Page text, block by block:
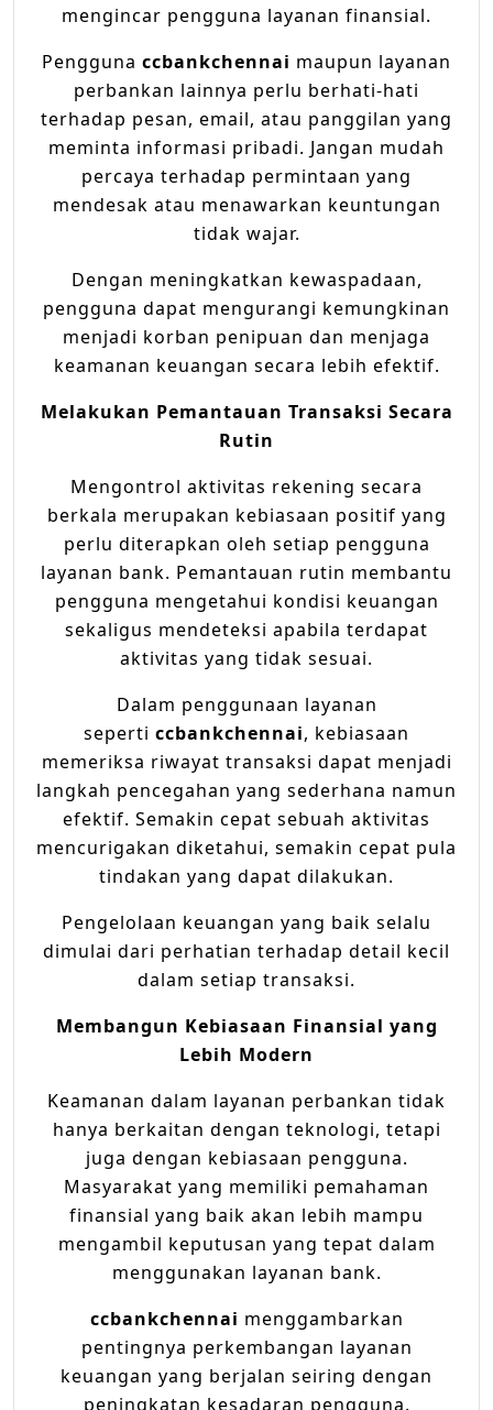
mengincar pengguna layanan finansial.
Pengguna ccbankchennai maupun layanan
perbankan lainnya perlu berhati-hati
terhadap pesan, email, atau panggilan yang
meminta informasi pribadi. Jangan mudah
percaya terhadap permintaan yang
mendesak atau menawarkan keuntungan
tidak wajar.
Dengan meningkatkan kewaspadaan,
pengguna dapat mengurangi kemungkinan
menjadi korban penipuan dan menjaga
keamanan keuangan secara lebih efektif.
Melakukan Pemantauan Transaksi Secara
Rutin
Mengontrol aktivitas rekening secara
berkala merupakan kebiasaan positif yang
perlu diterapkan oleh setiap pengguna
layanan bank. Pemantauan rutin membantu
pengguna mengetahui kondisi keuangan
sekaligus mendeteksi apabila terdapat
aktivitas yang tidak sesuai.
Dalam penggunaan layanan
seperti ccbankchennai, kebiasaan
memeriksa riwayat transaksi dapat menjadi
langkah pencegahan yang sederhana namun
efektif. Semakin cepat sebuah aktivitas
mencurigakan diketahui, semakin cepat pula
tindakan yang dapat dilakukan.
Pengelolaan keuangan yang baik selalu
dimulai dari perhatian terhadap detail kecil
dalam setiap transaksi.
Membangun Kebiasaan Finansial yang
Lebih Modern
Keamanan dalam layanan perbankan tidak
hanya berkaitan dengan teknologi, tetapi
juga dengan kebiasaan pengguna.
Masyarakat yang memiliki pemahaman
finansial yang baik akan lebih mampu
mengambil keputusan yang tepat dalam
menggunakan layanan bank.
ccbankchennai menggambarkan
pentingnya perkembangan layanan
keuangan yang berjalan seiring dengan
peningkatan kesadaran pengguna.